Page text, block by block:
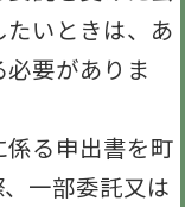
いときは、あ
要がありま
る申出書を町
一部委託又は